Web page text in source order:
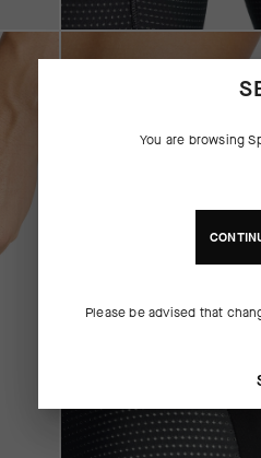
You are browsing
Please be advised that